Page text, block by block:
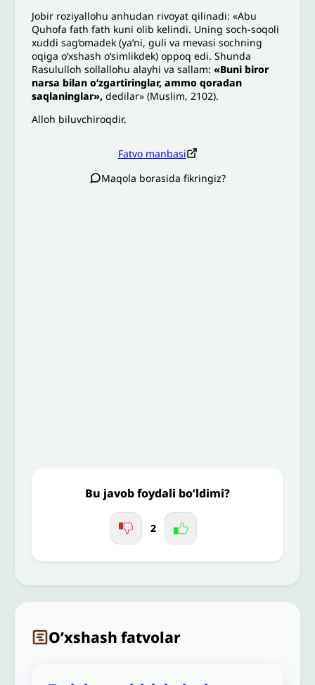
Jobir roziyallohu anhudan rivoyat qilinadi: «Abu
Quhofa fath fath kuni olib kelindi. Uning soch-soqoli
xuddi sag‘omadek (ya’ni, guli va mevasi sochning
oqiga o‘xshash o‘simlikdek) oppoq edi. Shunda
Rasululloh sollallohu alayhi va sallam:«Buni biror
narsa bilan o’zgartiringlar, ammo qoradan
saqlaninglar», dedilar» (Muslim, 2102).
Alloh biluvchiroqdir.
Fatvo manbasi
Maqola borasida fikringiz?
Bu javob foydali bo’ldimi?
2
O’xshash fatvolar